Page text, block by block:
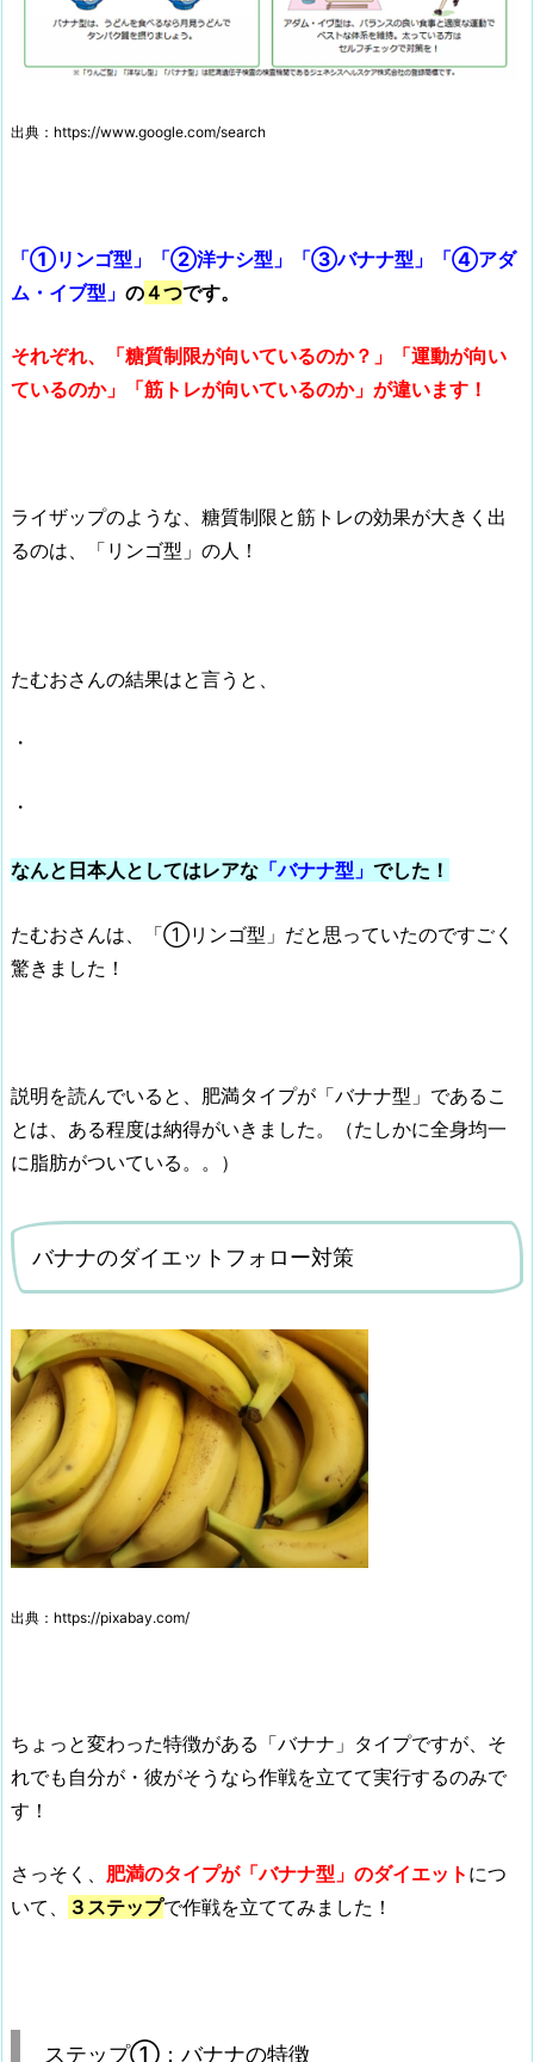
出典：https://www.google.com/search
「①リンゴ型」「②洋ナシ型」「③バナナ型」「④アダ
ム・イブ型」 の４つです。
それぞれ、「糖質制限が向いているのか？」「運動が向い
ているのか」「筋トレが向いているのか」が違います！
ライザップのような、糖質制限と筋トレの効果が大きく出
るのは、「リンゴ型」の人！
たむおさんの結果はと言うと、
・
・
なんと日本人としてはレアな 「バナナ型」 でした！
たむおさんは、「①リンゴ型」だと思っていたのですごく
驚きました！
説明を読んでいると、肥満タイプが「バナナ型」であるこ
とは、ある程度は納得がいきました。（たしかに全身均一
に脂肪がついている。。）
バナナのダイエットフォロー対策
出典：https://pixabay.com/
ちょっと変わった特徴がある「バナナ」タイプですが、そ
れでも自分が・彼がそうなら作戦を立てて実行するのみで
す！
さっそく、 肥満のタイプが「バナナ型」のダイエット につ
いて、
３ステップで作戦を立ててみました！
ステップ①：バナナの特徴